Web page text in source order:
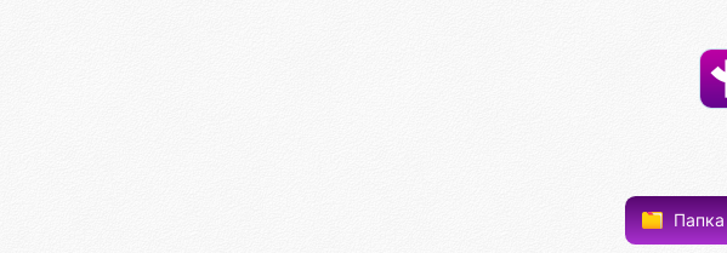
Папка